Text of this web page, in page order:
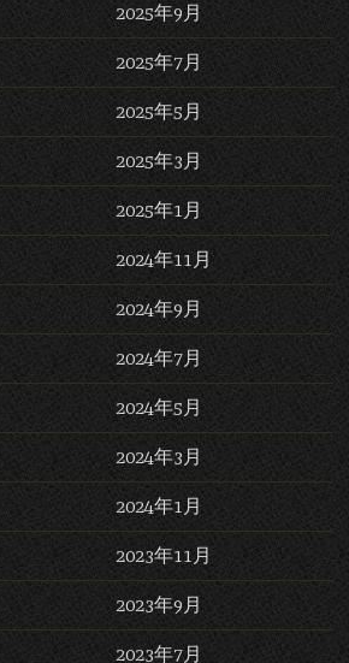
2025年9月
2025年7月
2025年5月
2025年3月
2025年1月
2024年11月
2024年9月
2024年7月
2024年5月
2024年3月
2024年1月
2023年11月
2023年9月
2023年7月